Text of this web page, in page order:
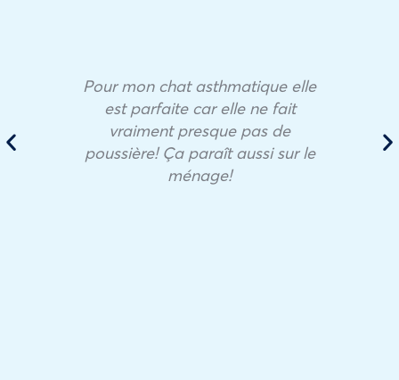
Pour mon chat asthmatique elle
est parfaite car elle ne fait
vraiment presque pas de
poussière! Ça paraît aussi sur le
ménage!